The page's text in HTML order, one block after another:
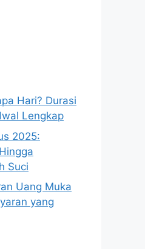
Hari? Durasi
Lengkap
2025:
Suci
Uang Muka
yang